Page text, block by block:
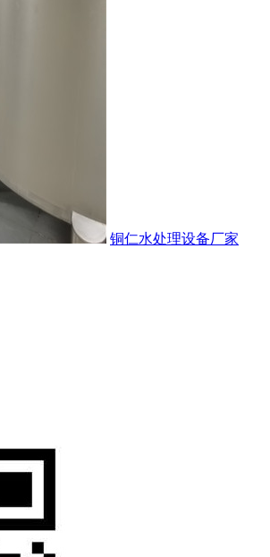
铜仁水处理设备厂家